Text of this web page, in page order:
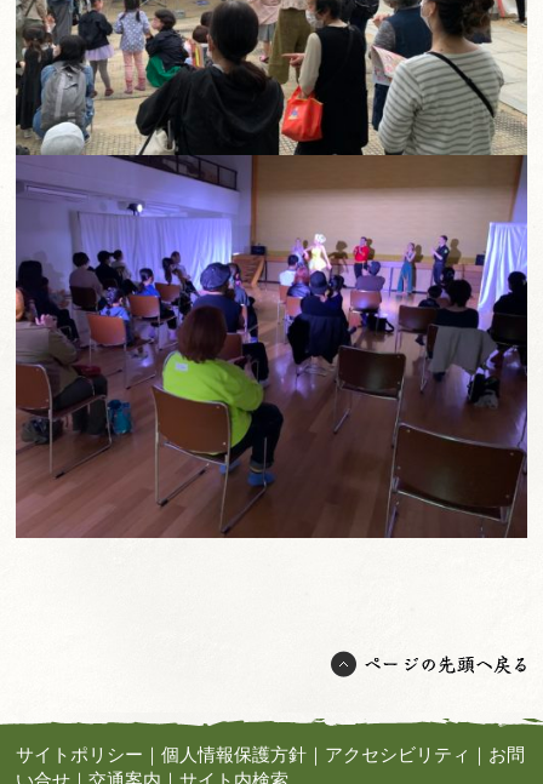
サイトポリシー ｜個人情報保護方針 ｜ アクセシビリティ ｜ お問
い合せ ｜交通案内 ｜サイト内検索